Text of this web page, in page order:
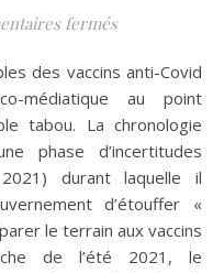
ferméssur Effets
médiatique au point
tabou. La chronologie
phase d’incertitudes
durant laquelle il
d’étouffer «
le terrain aux vaccins
de l’été 2021, le